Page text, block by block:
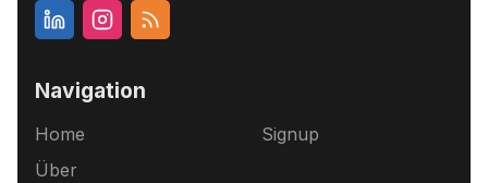
Navigation
Home
Über
Signup